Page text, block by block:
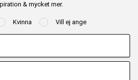
& mycket mer.
Kvinna Vill ej ange